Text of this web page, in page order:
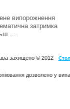
випорожнення
затримка
…
захищено © 2012 -
дозволено у